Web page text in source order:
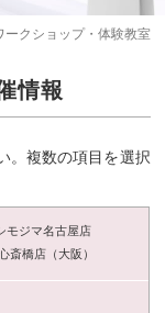
ークショップ・体験教室
情報
。複数の項目を選択
モジマ名古屋店
斎橋店（大阪）